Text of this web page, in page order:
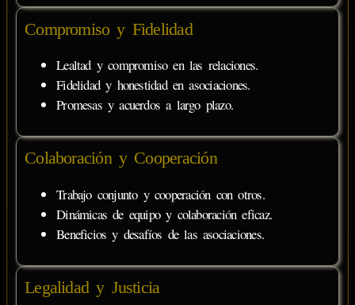
Compromiso y Fidelidad
Lealtad y compromiso en las relaciones.
Fidelidad y honestidad en asociaciones.
Promesas y acuerdos a largo plazo.
Colaboración y Cooperación
Trabajo conjunto y cooperación con otros.
Dinámicas de equipo y colaboración eficaz.
Beneficios y desafíos de las asociaciones.
Legalidad y Justicia